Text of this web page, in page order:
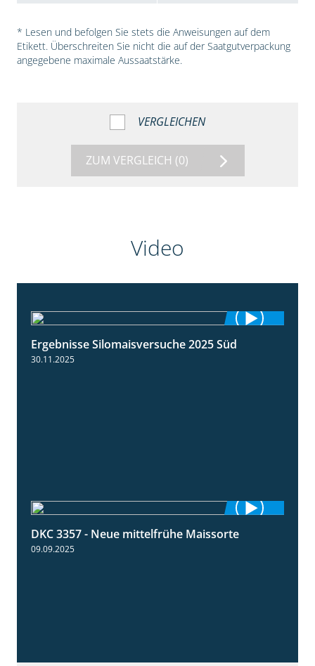
* Lesen und befolgen Sie stets die Anweisungen auf dem
Etikett. Überschreiten Sie nicht die auf der Saatgutverpackung
angegebene maximale Aussaatstärke.
VERGLEICHEN
ZUM VERGLEICH (0)
Video
Ergebnisse Silomaisversuche 2025 Süd
30.11.2025
DKC 3357 - Neue mittelfrühe Maissorte
09.09.2025